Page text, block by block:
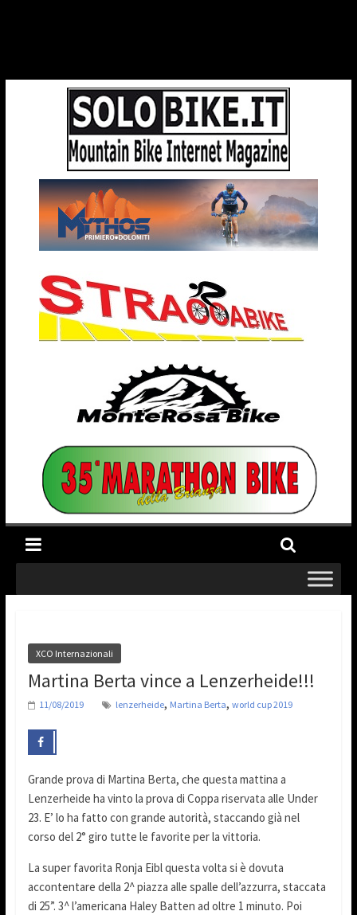
XCO Internazionali
Martina Berta vince a Lenzerheide!!!
11/08/2019 lenzerheide, Martina Berta, world cup 2019
Grande prova di Martina Berta, che questa mattina a
Lenzerheide ha vinto la prova di Coppa riservata alle Under
23. E’ lo ha fatto con grande autorità, staccando già nel
corso del 2° giro tutte le favorite per la vittoria.
La super favorita Ronja Eibl questa volta si è dovuta
accontentare della 2^ piazza alle spalle dell’azzurra, staccata
di 25”. 3^ l’americana Haley Batten ad oltre 1 minuto. Poi